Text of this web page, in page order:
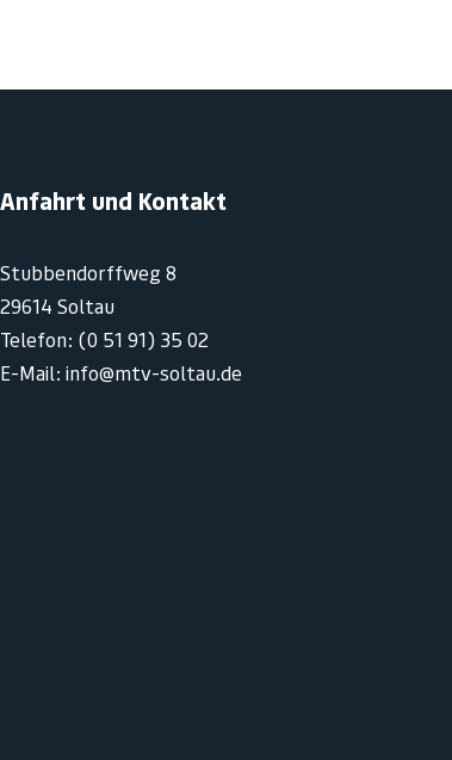
Anfahrt und Kontakt
Stubbendorffweg 8
29614 Soltau
Telefon: (0 51 91) 35 02
E-Mail: info@mtv-soltau.de